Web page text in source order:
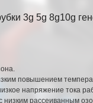
3g 5g 8g10g
повышением
напряжение тока
низким рассеиванным